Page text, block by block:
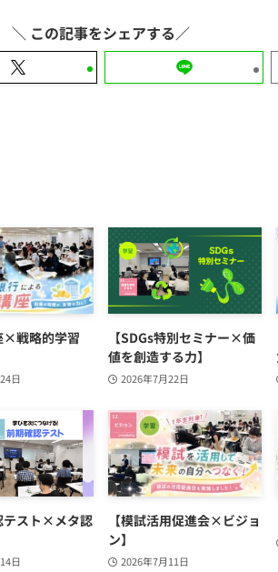
×戦略的学習
日
【SDGs特別セミナー×価
値を創造する力】
2026年7月22日
テスト×メタ認
日
【模試活用促進会×ビジョ
ン】
2026年7月11日